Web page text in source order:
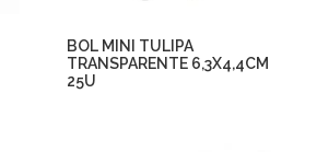
BOL MINI TULIPA
TRANSPARENTE 6,3X4,4CM
25U